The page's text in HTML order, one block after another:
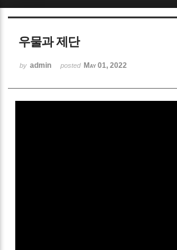
우물과 제단
by admin posted May 01, 2022
Sketchbook5, 스케치북5